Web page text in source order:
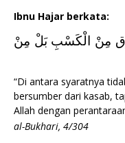
Ibnu Hajar berkata:
مِنْ الْكَسْبِ بَلْ مِنْ
“Di antara syaratnya
bersumber dari kasab,
Allah dengan
al-Bukhari, 4/304